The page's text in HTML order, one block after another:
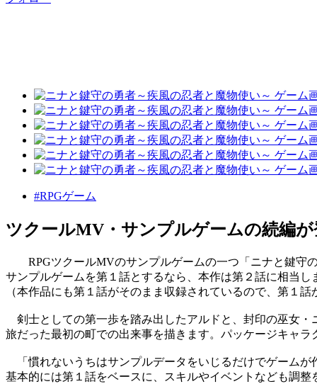
#RPGゲーム
ツクールMV・サンプルゲームの続編が
RPGツクールMVのサンプルゲームの一つ「ニナと鍵守の
サンプルゲームを第１話とするなら、本作は第２話に相当し
（本作品にも第１話がそのまま収録されているので、第１話
剣士としての第一歩を踏み出したアルドと、封印の巫女・
旅だった最初の町での出来事を描きます。パッケージキャラ
「慣れないうちはサンプルデータをいじるだけでゲームが
基本的には第１話をベースに、スキルやイベントなども調